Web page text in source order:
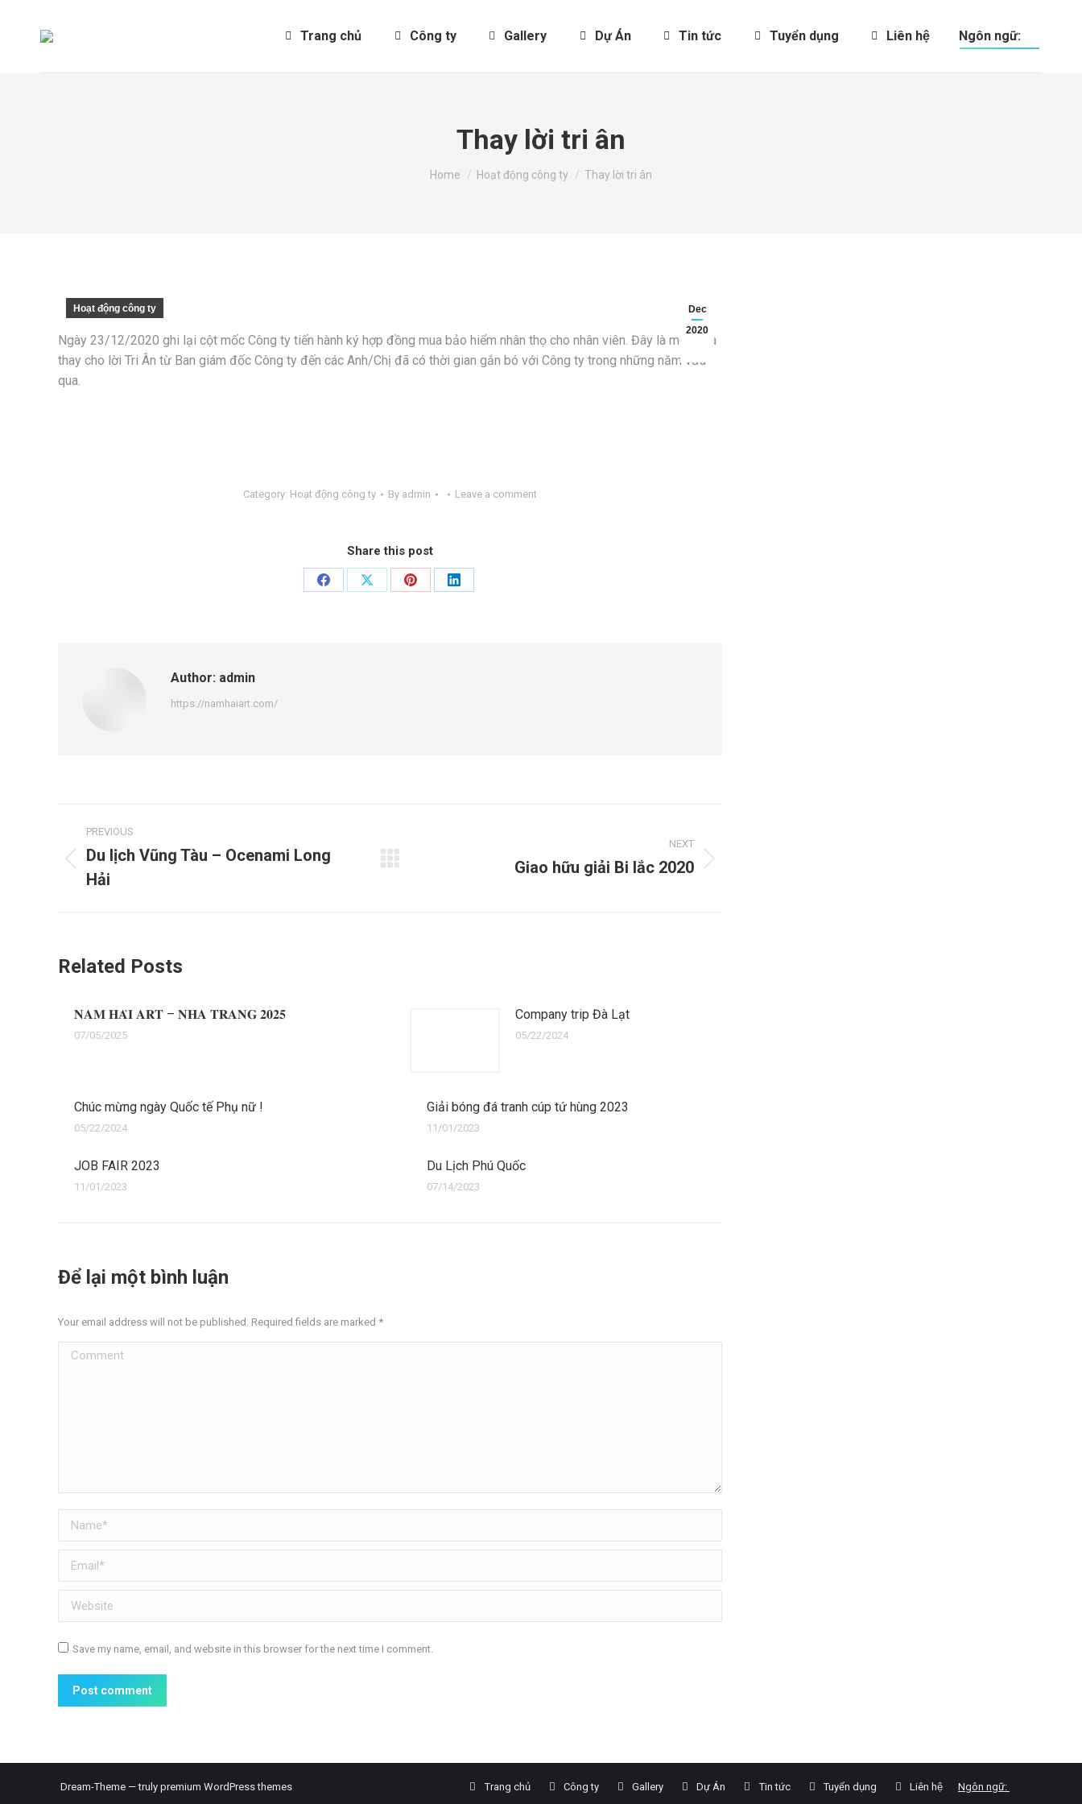
Trang chủ Công ty Gallery Dự Án Tin tức Tuyển dụng Liên hệ Ngôn ngữ:
Thay lời tri ân
You are here:
Home Hoạt động công ty Thay lời tri ân
Dec
2020
Hoạt động công ty
Ngày 23/12/2020 ghi lại cột mốc Công ty tiến hành ký hợp đồng mua bảo hiểm nhân thọ cho nhân viên. Đây là món quà
thay cho lời Tri Ân từ Ban giám đốc Công ty đến các Anh/Chị đã có thời gian gắn bó với Công ty trong những năm vừa
qua.
Category: Hoạt động công ty By admin Leave a comment
Share this post
Share
Share
Share
Share
Author: admin
https://namhaiart.com/
Post
navigation
PREVIOUS
Previous
post:
Du lịch Vũng Tàu – Ocenami Long
Hải
NEXT
Giao hữu giải Bi lắc 2020
Related Posts
𝐍𝐀𝐌 𝐇𝐀̉𝐈 𝐀𝐑𝐓 – 𝐍𝐇𝐀 𝐓𝐑𝐀𝐍𝐆 𝟐𝟎𝟐𝟓
07/05/2025
Company trip Đà Lạt
05/22/2024
Chúc mừng ngày Quốc tế Phụ nữ !
05/22/2024
Giải bóng đá tranh cúp tứ hùng 2023
11/01/2023
JOB FAIR 2023
11/01/2023
Du Lịch Phú Quốc
07/14/2023
Để lại một bình luận
Your email address will not be published. Required fields are marked *
Comment
Name *
Email *
Website
Save my name, email, and website in this browser for the next time I comment.
Post comment
Dream-Theme — truly premium WordPress themes Trang chủ Công ty Gallery Dự Án Tin tức Tuyển dụng Liên hệ Ngôn ngữ: